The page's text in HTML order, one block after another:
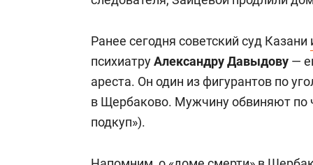
Ранее сегодня советский суд Казани
психиатруАлександру Давыдову —
ареста. Он один из фигурантов по
в Щербаково. Мужчину обвиняют по
подкуп»).